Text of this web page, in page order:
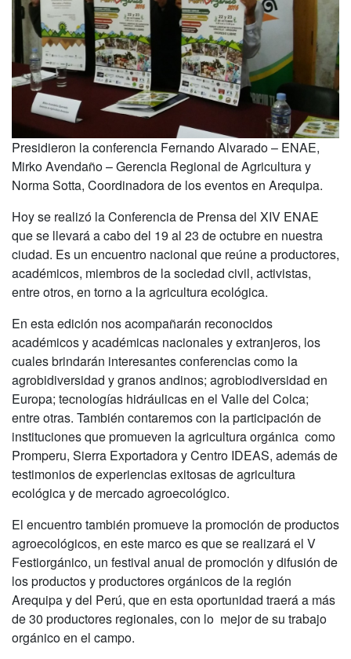
Presidieron la conferencia Fernando Alvarado – ENAE,
Mirko Avendaño – Gerencia Regional de Agricultura y
Norma Sotta, Coordinadora de los eventos en Arequipa.
Hoy se realizó la Conferencia de Prensa del XIV ENAE
que se llevará a cabo del 19 al 23 de octubre en nuestra
ciudad. Es un encuentro nacional que reúne a productores,
académicos, miembros de la sociedad civil, activistas,
entre otros, en torno a la agricultura ecológica.
En esta edición nos acompañarán reconocidos
académicos y académicas nacionales y extranjeros, los
cuales brindarán interesantes conferencias como la
agrobidiversidad y granos andinos; agrobiodiversidad en
Europa; tecnologías hidráulicas en el Valle del Colca;
entre otras. También contaremos con la participación de
instituciones que promueven la agricultura orgánica como
Promperu, Sierra Exportadora y Centro IDEAS, además de
testimonios de experiencias exitosas de agricultura
ecológica y de mercado agroecológico.
El encuentro también promueve la promoción de productos
agroecológicos, en este marco es que se realizará el V
Festiorgánico, un festival anual de promoción y difusión de
los productos y productores orgánicos de la región
Arequipa y del Perú, que en esta oportunidad traerá a más
de 30 productores regionales, con lo mejor de su trabajo
orgánico en el campo.